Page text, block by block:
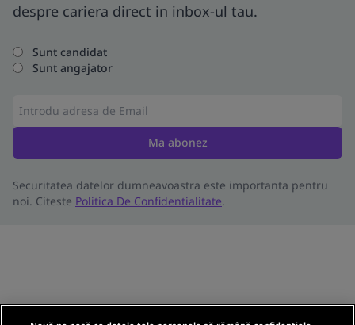
despre cariera direct in inbox-ul tau.
Sunt candidat
Sunt angajator
Ma abonez
Securitatea datelor dumneavoastra este importanta pentru
noi. Citeste Politica De Confidentialitate.